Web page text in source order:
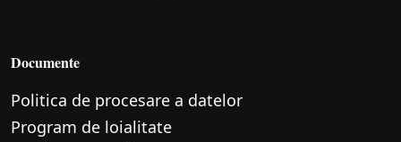
Documente
Politica de procesare a datelor
Program de loialitate